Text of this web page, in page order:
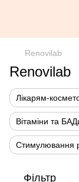
Renovilab
Renovilab
Лікарям-
Вітаміни та
Стимулювання
Фільтр